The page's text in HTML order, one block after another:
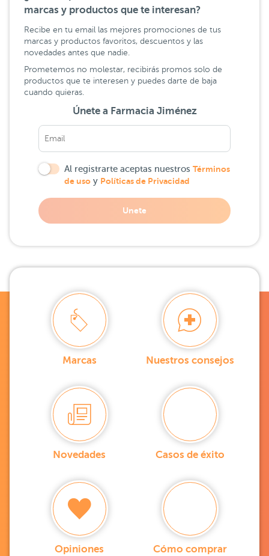
marcas y productos que te interesan?
Recibe en tu email las mejores promociones de tus
marcas y productos favoritos, descuentos y las
novedades antes que nadie.
Prometemos no molestar, recibirás promos solo de
productos que te interesen y puedes darte de baja
cuando quieras.
Únete a Farmacia Jiménez
Al registrarte aceptas nuestros Términos
de uso y Políticas de Privacidad
Unete
Marcas Nuestros consejos
Novedades Casos de éxito
Opiniones Cómo comprar